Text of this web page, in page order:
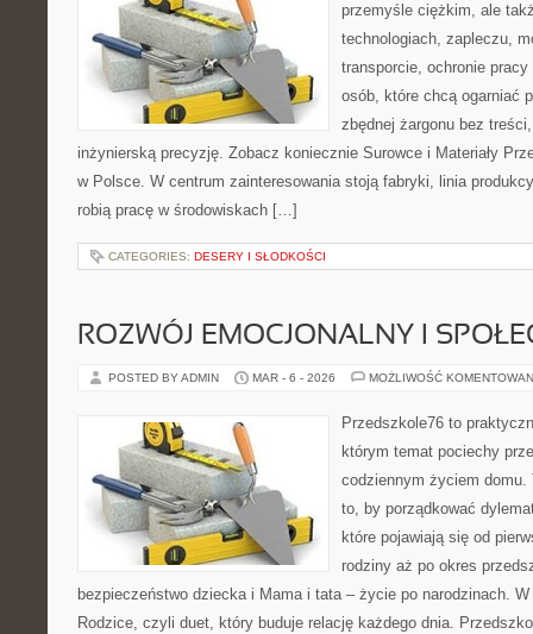
przemyśle ciężkim, ale
technologiach, zapleczu,
transporcie, ochronie
osób, które chcą ogarniać
zbędnej żargonu bez
inżynierską precyzję. Zobacz koniecznie Surowce i Materiały
w Polsce. W centrum zainteresowania stoją fabryki, linia
robią pracę w środowiskach […]
CATEGORIES: DESERY I SŁODKOŚCI
ROZWÓJ EMOCJONALNY I
POSTED BY ADMIN MAR - 6 - 2026 MOŻLIWOŚĆ
Przedszkole76 to
którym temat pociechy
codziennym życiem domu.
to, by porządkować
które pojawiają się od
rodziny aż po okres
bezpieczeństwo dziecka i Mama i tata – życie po narodzinach.
Rodzice, czyli duet, który buduje relację każdego dnia.